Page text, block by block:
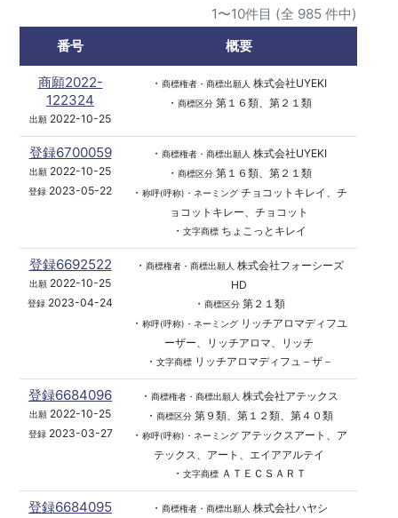
1〜10件目 (全 985 件中)
番号
概要
商願2022-
122324
出願 2022-10-25
・ 商標権者・商標出願人 株式会社UYEKI
・ 商標区分第１６類、第２１類
登録6700059
出願 2022-10-25
登録 2023-05-22
・ 商標権者・商標出願人 株式会社UYEKI
・ 商標区分第１６類、第２１類
・ 称呼(呼称)・ネーミングチョコットキレイ、チ
ョコットキレー、チョコット
・ 文字商標ちょこっとキレイ
登録6692522
出願 2022-10-25
登録 2023-04-24
・ 商標権者・商標出願人 株式会社フォーシーズ
HD
・ 商標区分第２１類
・ 称呼(呼称)・ネーミングリッチアロマディフユ
ーザー、リッチアロマ、リッチ
・ 文字商標リッチアロマディフュ－ザ－
登録6684096
出願 2022-10-25
登録2023-03-27
・ 商標権者・商標出願人 株式会社アテックス
・ 商標区分第９類、第１２類、第４０類
・ 称呼(呼称)・ネーミングアテックスアート、ア
テックス、アート、エイアアルテイ
・ 文字商標ＡＴＥＣＳＡＲＴ
登録6684095 ・ 商標権者・商標出願人 株式会社ハヤシ